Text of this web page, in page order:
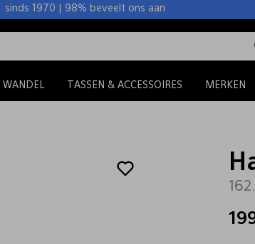
sinds 1970 | 98% beveelt ons aan
WANDEL TASSEN & ACCESSOIRES MERKEN